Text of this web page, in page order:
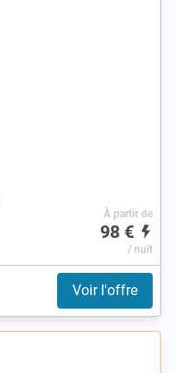
À partir de
98 €
/ nuit
Voir l'offre